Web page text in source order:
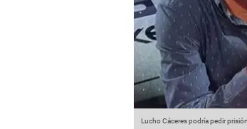
Lucho Cáceres podría pedir